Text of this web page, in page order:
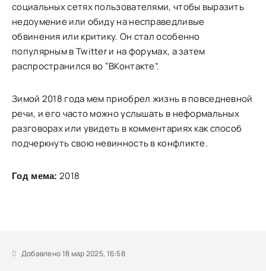
социальных сетях пользователями, чтобы выразить
недоумение или обиду на несправедливые
обвинения или критику. Он стал особенно
популярным в Twitter и на форумах, а затем
распространился во “ВКонтакте”.
Зимой 2018 года мем приобрел жизнь в повседневной
речи, и его часто можно услышать в неформальных
разговорах или увидеть в комментариях как способ
подчеркнуть свою невинность в конфликте.
Год мема: 2018
Добавлено 18 мар 2025, 16:58